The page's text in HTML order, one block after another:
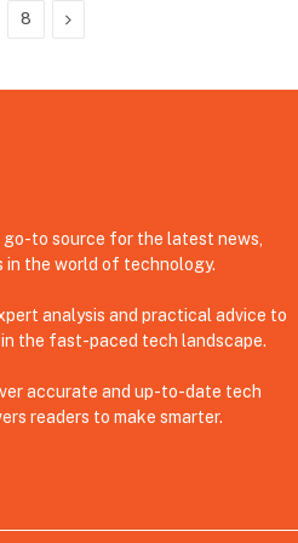
8 Next
go-to source for the latest news,
in the world of technology.
analysis and practical advice to
the fast-paced tech landscape.
accurate and up-to-date tech
readers to make smarter.